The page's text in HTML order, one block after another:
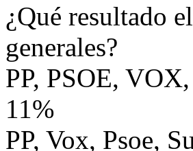
¿Qué resultado
generales?
PP, PSOE,
11%
PP, Vox, Psoe,